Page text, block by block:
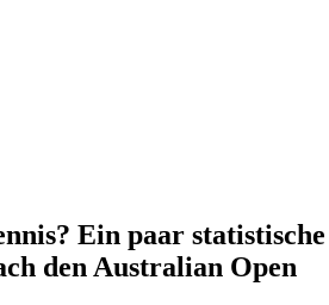
Ein paar statistische
den Australian Open